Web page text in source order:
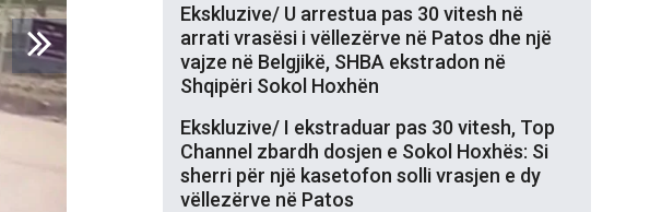
Ekskluzive/ U arrestua pas 30 vitesh në
arrati vrasësi i vëllezërve në Patos dhe një
vajze në Belgjikë, SHBA ekstradon në
Shqipëri Sokol Hoxhën
Ekskluzive/ I ekstraduar pas 30 vitesh, Top
Channel zbardh dosjen e Sokol Hoxhës: Si
sherri për një kasetofon solli vrasjen e dy
vëllezërve në Patos